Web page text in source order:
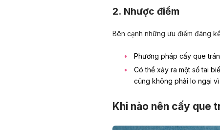
2. Nhược điểm
Bên cạnh những ưu điểm đáng
Phương pháp cấy que
Có thể xảy ra một số tai
cũng không phải lo ngại
Khi nào nên cấy que